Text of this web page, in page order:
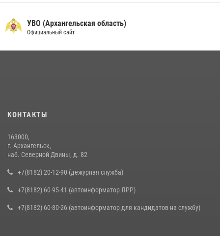
УВО (Архангельская область)
Официальный сайт
КОНТАКТЫ
163000,
г. Архангельск,
наб. Северной Двины, д. 82
+7(8182) 20-12-90 (дежурная служба)
+7(8182) 60-95-41 (автоинформатор ЛРР)
+7(8182) 60-80-26 (автоинформатор для кандидатов на службу)